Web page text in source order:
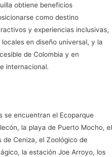
obtiene beneficios
como destino
y experiencias inclusivas,
en diseño universal, y la
de Colombia y en
internacional.
se encuentran el Ecoparque
la playa de Puerto Mocho, el
de Ceniza, el Zoológico de
la estación Joe Arroyo, los